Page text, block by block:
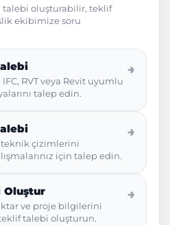
talebi oluşturabilir, teklif
ekibimize soru
RVT veya Revit uyumlu
talep edin.
→
teknik çizimlerini
için talep edin.
→
Oluştur
ve proje bilgilerini
talebi oluşturun.
→